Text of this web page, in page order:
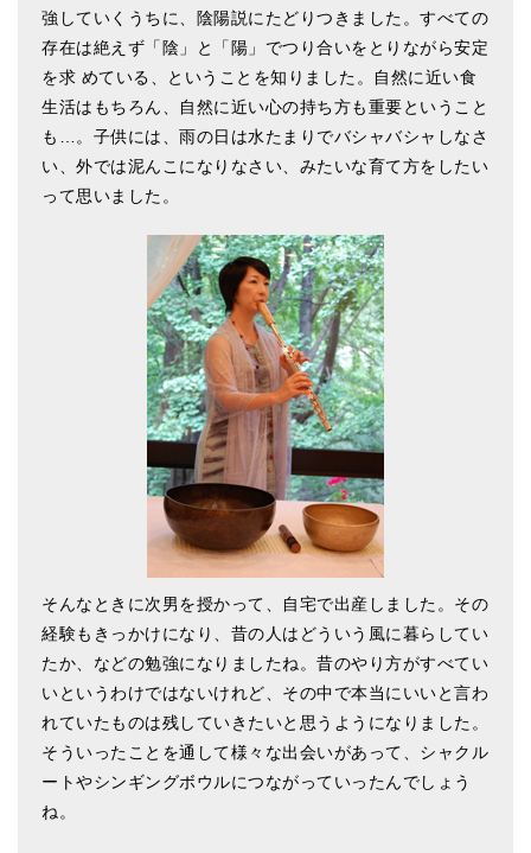
強していくうちに、陰陽説にたどりつきました。すべての
存在は絶えず「陰」と「陽」でつり合いをとりながら安定
を求 めている、ということを知りました。自然に近い食
生活はもちろん、自然に近い心の持ち方も重要ということ
も…。子供には、雨の日は水たまりでバシャバシャしなさ
い、外では泥んこになりなさい、みたいな育て方をしたい
って思いました。
そんなときに次男を授かって、自宅で出産しました。その
経験もきっかけになり、昔の人はどういう風に暮らしてい
たか、などの勉強になりましたね。昔のやり方がすべてい
いというわけではないけれど、その中で本当にいいと言わ
れていたものは残していきたいと思うようになりました。
そういったことを通して様々な出会いがあって、シャクル
ートやシンギングボウルにつながっていったんでしょう
ね。